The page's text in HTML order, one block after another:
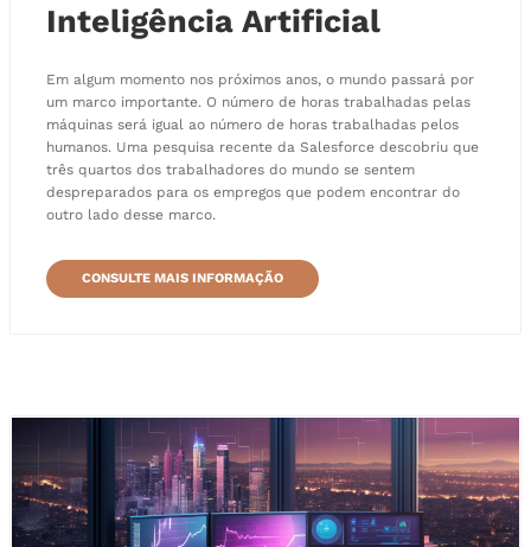
Inteligência Artificial
Em algum momento nos próximos anos, o mundo passará por
um marco importante. O número de horas trabalhadas pelas
máquinas será igual ao número de horas trabalhadas pelos
humanos. Uma pesquisa recente da Salesforce descobriu que
três quartos dos trabalhadores do mundo se sentem
despreparados para os empregos que podem encontrar do
outro lado desse marco.
CONSULTE MAIS INFORMAÇÃO